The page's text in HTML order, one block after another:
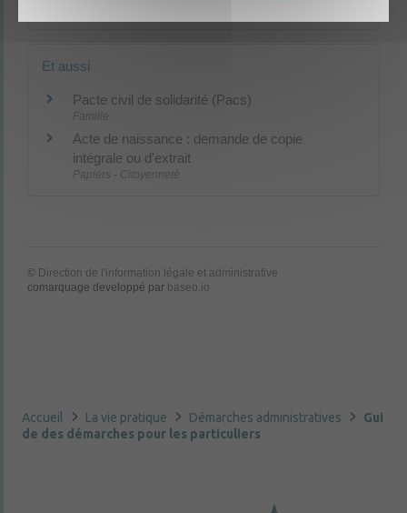
Et aussi
Pacte civil de solidarité (Pacs)
Famille
Acte de naissance : demande de copie
intégrale ou d'extrait
Papiers - Citoyenneté
© Direction de l'information légale et administrative
comarquage developpé par baseo.io
Accueil La vie pratique Démarches administratives
Gui
de des démarches pour les particuliers